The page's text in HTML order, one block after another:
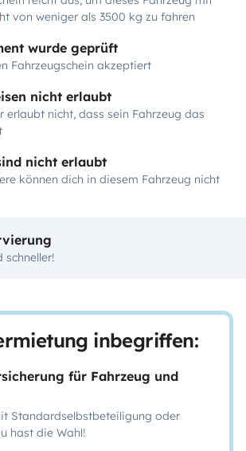
von weniger als 3500 kg zu fahren
wurde geprüft
Fahrzeugschein akzeptiert
nicht erlaubt
erlaubt nicht, dass sein Fahrzeug das
nicht erlaubt
können dich in diesem Fahrzeug nicht
schneller!
inbegriffen:
für Fahrzeug und
Standardselbstbeteiligung oder
hast die Wahl!